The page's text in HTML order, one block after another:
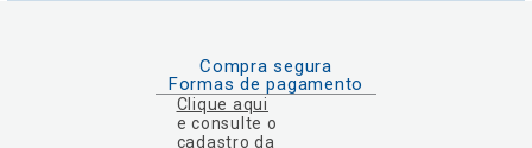
Compra segura
Formas de pagamento
Clique aqui
e consulte o
cadastro da